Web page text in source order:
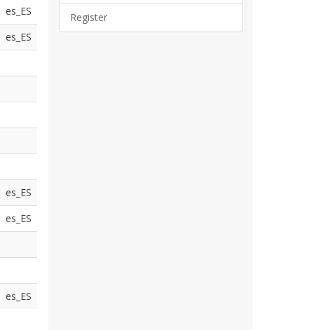
es_ES
es_ES
es_ES
es_ES
es_ES
Register